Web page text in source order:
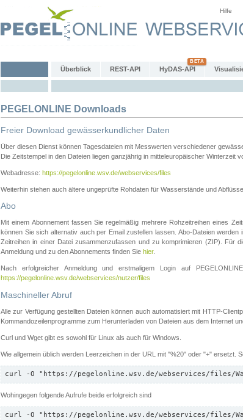
Hilfe
Überblick REST-API HyDAS-API
PEGELONLINE Downloads
Freier Download gewässerkundlicher Daten
Über diesen Dienst können Tagesdateien mit Messwerten verschiedener
Die Zeitstempel in den Dateien liegen ganzjährig in mitteleuropäischer Winterzeit
Webadresse: https://pegelonline.wsv.de/webservices/files
Weiterhin stehen auch ältere ungeprüfte Rohdaten für Wasserstände und
Abo
Mit einem Abonnement fassen Sie regelmäßig mehrere Rohzeitreihen eines
können Sie sich alternativ auch per Email zustellen lassen. Abo-Dateien
Zeitreihen in einer Datei zusammenzufassen und zu komprimieren (ZIP). Für
Anmeldung und zu den Abonnements finden Sie hier.
Nach erfolgreicher Anmeldung und erstmaligem Login auf
https://pegelonline.wsv.de/webservices/nutzer/files
Maschineller Abruf
Alle zur Verfügung gestellten Dateien können auch automatisiert mit HTTP-
Kommandozeilenprogramme zum Herunterladen von Dateien aus dem Internet
Curl und Wget gibt es sowohl für Linux als auch für Windows.
Wie allgemein üblich werden Leerzeichen in der URL mit "%20" oder "+" ersetzt.
curl -O "https://pegelonline.wsv.de/webservices/files/
Wohingegen folgende Aufrufe beide erfolgreich sind
curl -O "https://pegelonline.wsv.de/webservices/files/